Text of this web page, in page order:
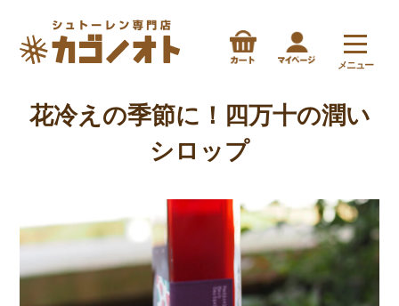
メニュー
花冷えの季節に！四万十の潤い
シロップ